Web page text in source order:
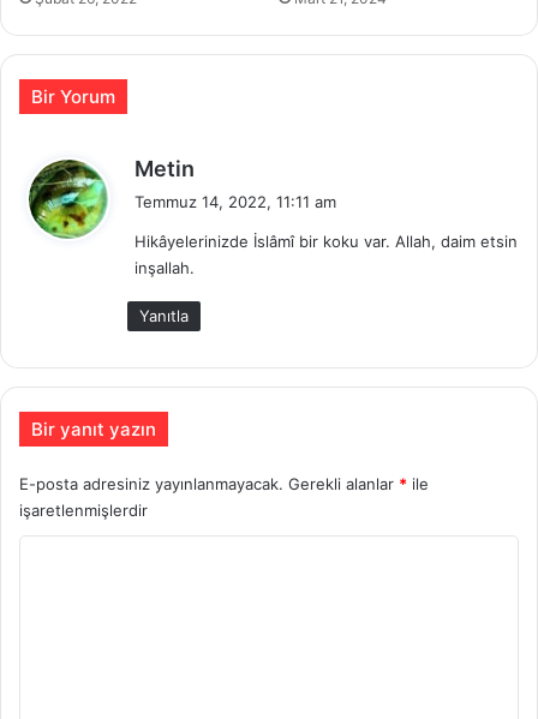
Bir Yorum
Metin
i
i
:
Temmuz 14, 2022, 11:11 am
Hikâyelerinizde İslâmî bir koku var. Allah, daim etsin
inşallah.
Yanıtla
Bir yanıt yazın
E-posta adresiniz yayınlanmayacak. Gerekli alanlar * ile
işaretlenmişlerdir